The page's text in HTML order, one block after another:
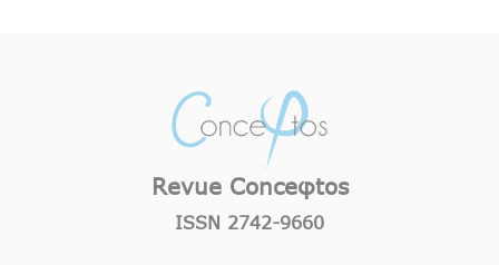
Revue Conceφtos
ISSN 2742-9660